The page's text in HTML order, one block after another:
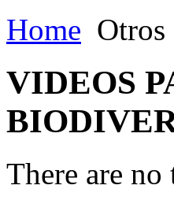
Home Otros
VIDEOS
There are